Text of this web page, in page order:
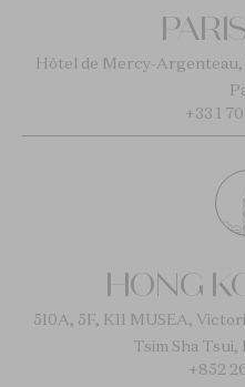
Hôtel de Mercy-
+33 1
HONG
510A, 5F, K11 MUSEA,
Tsim Sha
+852